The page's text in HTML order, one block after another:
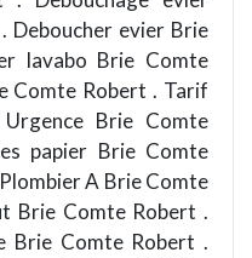
Deboucher evier Brie
lavabo Brie Comte
Comte Robert . Tarif
Brie Comte
papier Brie Comte
A Brie Comte
Brie Comte Robert .
Brie Comte Robert .